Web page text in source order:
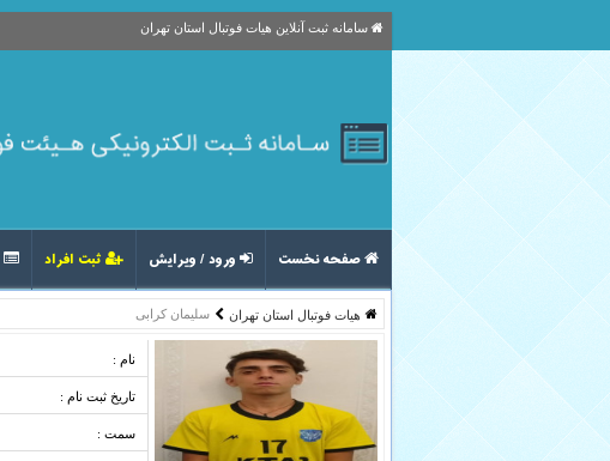
سامانه ثبت آنلاین هیات فوتبال استان تهران
صفحه نخست ورود / ویرایش ثبت افراد
هیات فوتبال استان تهران سلیمان کرابی
نام :
تاریخ ثبت نام :
سمت :